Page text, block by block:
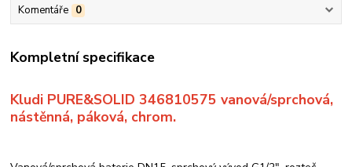
Komentáře 0
Kompletní specifikace
Kludi PURE&SOLID 346810575 vanová/sprchová,
nástěnná, páková, chrom.